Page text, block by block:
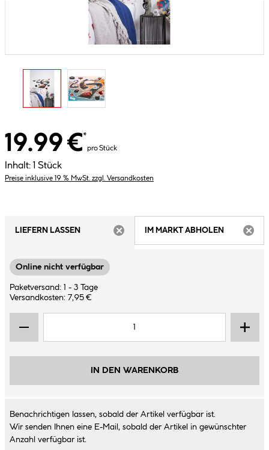
19.99 €*
pro Stück
Inhalt: 1 Stück
Preise inklusive 19 % MwSt. zzgl. Versandkosten
LIEFERN LASSEN
IM MARKT ABHOLEN
Online nicht verfügbar
Paketversand: 1 - 3 Tage
Versandkosten: 7,95 €
IN DEN WARENKORB
Benachrichtigen lassen, sobald der Artikel verfügbar ist.
Wir senden Ihnen eine E-Mail, sobald der Artikel in gewünschter
Anzahl verfügbar ist.